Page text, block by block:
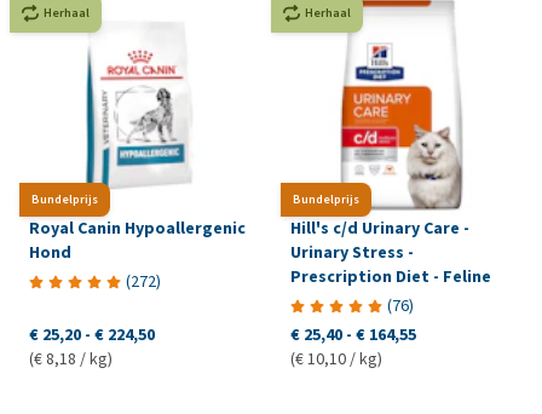
Bundelprijs
Herhaal
Royal Canin Hypoallergenic
Hond
(272)
€ 25,20 - € 224,50
(€ 8,18 / kg)
Bundelprijs
Herhaal
Hill's c/d Urinary Care -
Urinary Stress -
Prescription Diet - Feline
(76)
€ 25,40 - € 164,55
(€ 10,10 / kg)